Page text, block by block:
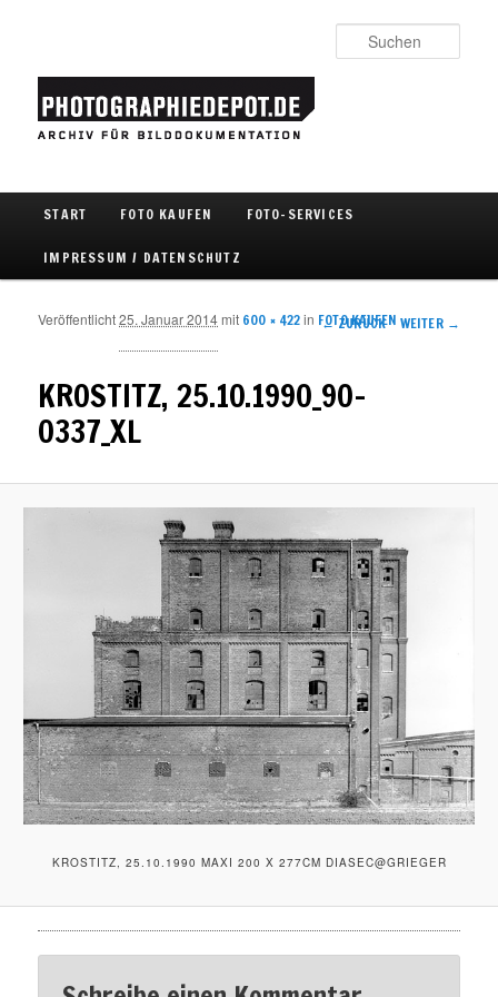
Zum Inhalt wechseln
Zum sekundären Inhalt wechseln
START FOTO KAUFEN FOTO-SERVICES
IMPRESSUM / DATENSCHUTZ
Bilder-Navigation
← ZURÜCK WEITER →
KROSTITZ, 25.10.1990_90-
0337_XL
Veröffentlicht25. Januar 2014mit 600 × 422in FOTO KAUFEN
KROSTITZ, 25.10.1990 MAXI 200 X 277CM DIASEC@GRIEGER